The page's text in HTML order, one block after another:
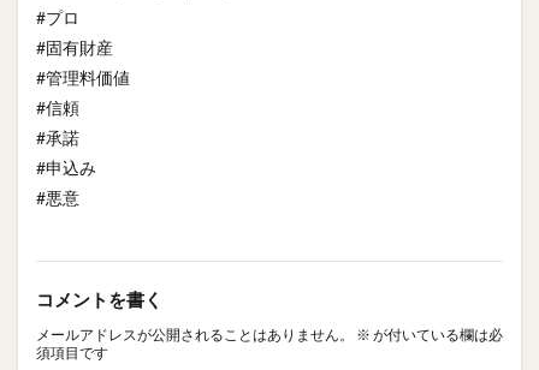
#プロ
#固有財産
#管理料価値
#信頼
#承諾
#申込み
#悪意
コメントを書く
メールアドレスが公開されることはありません。 ※ が付いている欄は必
須項目です